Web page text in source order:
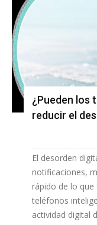
¿Pueden los
reducir el
El desorden
notificaciones,
rápido de lo que
teléfonos
actividad digital